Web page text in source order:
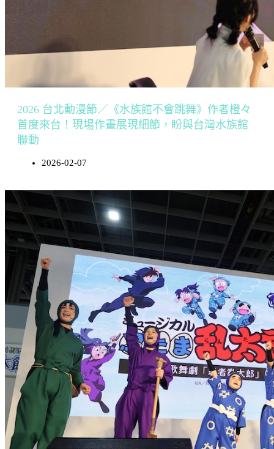
2026 台北動漫節／《水族館不會跳舞》作者橙々
首度來台！現場作畫展現細節，盼與台灣水族館
聯動
2026-02-07